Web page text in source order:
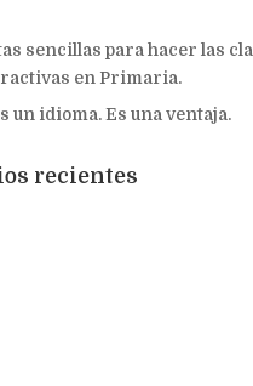
sencillas para hacer las
en Primaria.
un idioma. Es una ventaja.
recientes